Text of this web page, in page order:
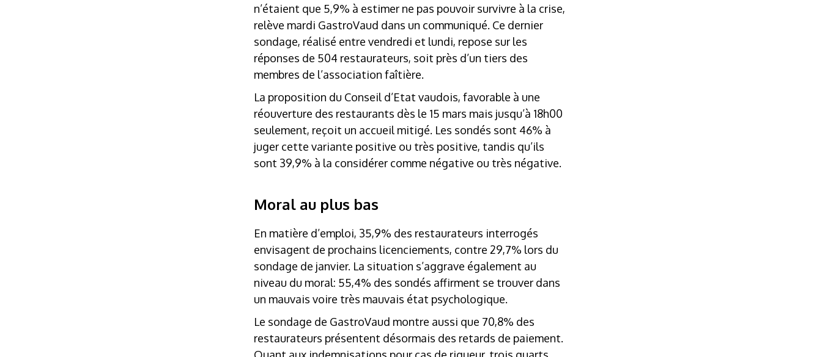
n’étaient que 5,9% à estimer ne pas pouvoir survivre à la crise,
relève mardi GastroVaud dans un communiqué. Ce dernier
sondage, réalisé entre vendredi et lundi, repose sur les
réponses de 504 restaurateurs, soit près d’un tiers des
membres de l’association faîtière.
La proposition du Conseil d’Etat vaudois, favorable à une
réouverture des restaurants dès le 15 mars mais jusqu’à 18h00
seulement, reçoit un accueil mitigé. Les sondés sont 46% à
juger cette variante positive ou très positive, tandis qu’ils
sont 39,9% à la considérer comme négative ou très négative.
Moral au plus bas
En matière d’emploi, 35,9% des restaurateurs interrogés
envisagent de prochains licenciements, contre 29,7% lors du
sondage de janvier. La situation s’aggrave également au
niveau du moral: 55,4% des sondés affirment se trouver dans
un mauvais voire très mauvais état psychologique.
Le sondage de GastroVaud montre aussi que 70,8% des
restaurateurs présentent désormais des retards de paiement.